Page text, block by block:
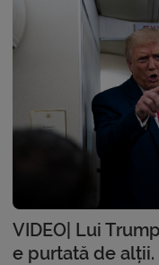
VIDEO| Lui
e purtată de alții.